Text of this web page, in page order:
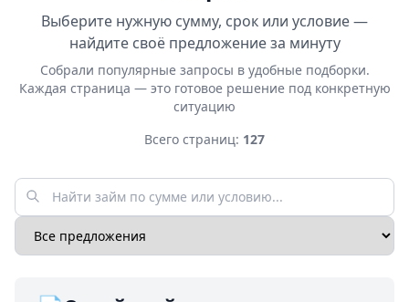
Выберите нужную сумму, срок или условие —
найдите своё предложение за минуту
Собрали популярные запросы в удобные подборки.
Каждая страница — это готовое решение под конкретную
ситуацию
Всего страниц: 127